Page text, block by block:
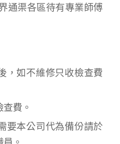
通渠各區待有專業師傅
，如不維修只收檢查費
費。
要本公司代為備份請於